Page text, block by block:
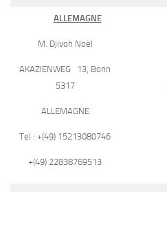
ALLEMAGNE
M. Djivoh Noël
AKAZIENWEG 13, Bonn
5317
ALLEMAGNE
Tel : +(49) 15213080746
+(49) 22838769513